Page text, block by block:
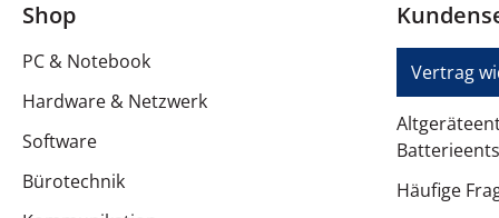
Shop
PC & Notebook
Hardware & Netzwerk
Software
Bürotechnik
Vertrag
Häufige